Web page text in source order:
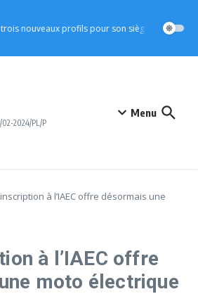
nouveaux profils pour son siège à Lomé
02-2024/PL/P
Menu
à l’IAEC offre désormais une
à l’IAEC offre
moto électrique